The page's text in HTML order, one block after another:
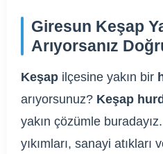
Giresun Keşap
Arıyorsanız
Keşap ilçesine yakın bir
arıyorsunuz? Keşap
yakın çözümle
yıkımları, sanayi atıkları